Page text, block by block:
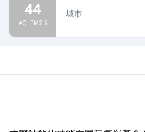
44
AQI PM2.5
城市